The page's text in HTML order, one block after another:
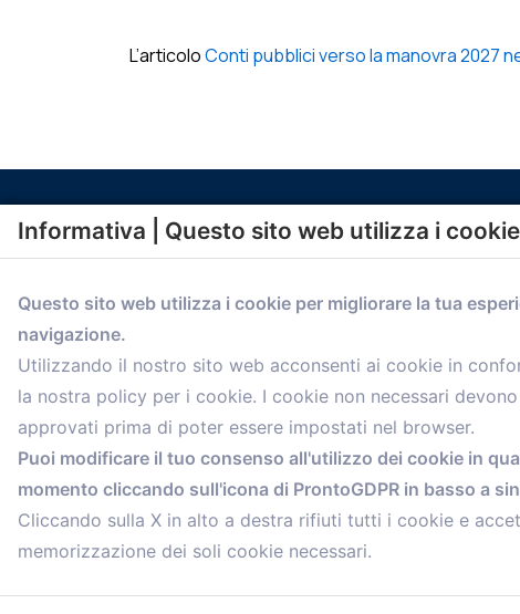
L’articoloConti pubblici verso la manovra 2027
comunicazione@confartigianato.bo.it
Informativa | Questo sito web utilizza i cookie
Questo sito web utilizza i cookie per migliorare la tua
navigazione.
Utilizzando il nostro sito web acconsenti ai cookie in
la nostra policy per i cookie. I cookie non necessari
approvati prima di poter essere impostati nel browser.
Puoi modificare il tuo consenso all'utilizzo dei cookie in
momento cliccando sull'icona di ProntoGDPR in basso a
Cliccando sulla X in alto a destra rifiuti tutti i cookie e
memorizzazione dei soli cookie necessari.